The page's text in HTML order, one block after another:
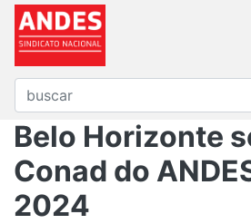
Belo Horizonte
Conad do
2024